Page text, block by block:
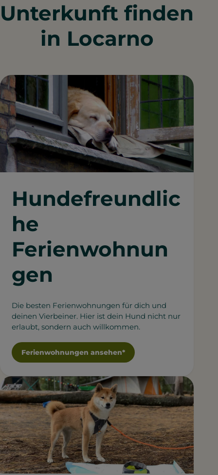
Unterkunft finden
in Locarno
Hundefreundlic
he
Ferienwohnun
gen
Die besten Ferienwohnungen für dich und
deinen Vierbeiner. Hier ist dein Hund nicht nur
erlaubt, sondern auch willkommen.
Ferienwohnungen ansehen*